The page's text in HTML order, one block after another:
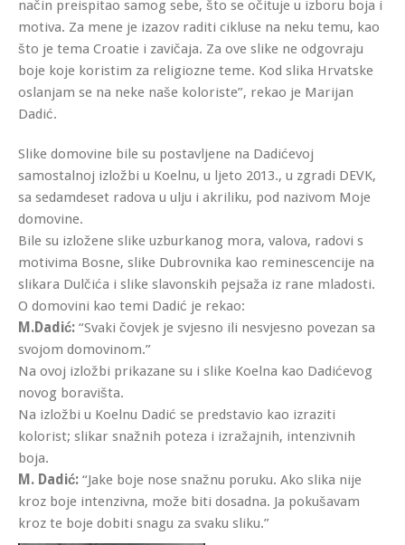
način preispitao samog sebe, što se očituje u izboru boja i
motiva. Za mene je izazov raditi cikluse na neku temu, kao
što je tema Croatie i zavičaja. Za ove slike ne odgovraju
boje koje koristim za religiozne teme. Kod slika Hrvatske
oslanjam se na neke naše koloriste”, rekao je Marijan
Dadić.
Slike domovine bile su postavljene na Dadićevoj
samostalnoj izložbi u Koelnu, u ljeto 2013., u zgradi DEVK,
sa sedamdeset radova u ulju i akriliku, pod nazivom Moje
domovine.
Bile su izložene slike uzburkanog mora, valova, radovi s
motivima Bosne, slike Dubrovnika kao reminescencije na
slikara Dulčića i slike slavonskih pejsaža iz rane mladosti.
O domovini kao temi Dadić je rekao:
M.Dadić: “Svaki čovjek je svjesno ili nesvjesno povezan sa
svojom domovinom.”
Na ovoj izložbi prikazane su i slike Koelna kao Dadićevog
novog boravišta.
Na izložbi u Koelnu Dadić se predstavio kao izraziti
kolorist; slikar snažnih poteza i izražajnih, intenzivnih
boja.
M. Dadić: “Jake boje nose snažnu poruku. Ako slika nije
kroz boje intenzivna, može biti dosadna. Ja pokušavam
kroz te boje dobiti snagu za svaku sliku.”